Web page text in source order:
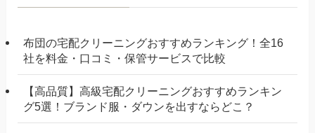
布団の宅配クリーニングおすすめランキング！全16
社を料金・口コミ・保管サービスで比較
【高品質】高級宅配クリーニングおすすめランキン
グ5選！ブランド服・ダウンを出すならどこ？